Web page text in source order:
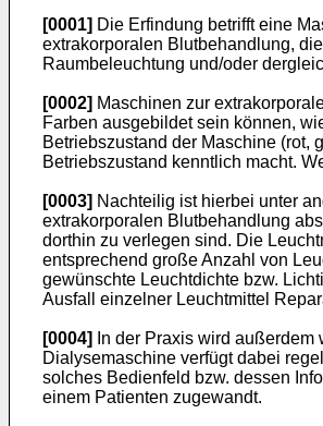
[0001] Die Erfindung betrifft eine
extrakorporalen Blutbehandlung,
Raumbeleuchtung und/oder
[0002] Maschinen zur
Farben ausgebildet sein können,
Betriebszustand der Maschine (rot,
Betriebszustand kenntlich macht.
[0003] Nachteilig ist hierbei unter
extrakorporalen Blutbehandlung
dorthin zu verlegen sind. Die
entsprechend große Anzahl von
gewünschte Leuchtdichte bzw.
Ausfall einzelner Leuchtmittel
[0004]
In der Praxis wird
Dialysemaschine verfügt dabei
solches Bedienfeld bzw. dessen
einem Patienten zugewandt.